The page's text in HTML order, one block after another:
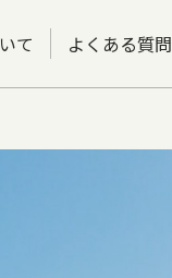
て よくある質問